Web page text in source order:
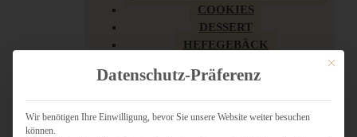
COOKIES
DESSERT
HEFEGEBÄCK
KUCHEN
LOW CARB & GESÜNDER
MY AMERICAN BAKERY
Mit
Datenschutz-Präferenz
Wir benötigen Ihre Einwilligung, bevor Sie unsere Website weiter besuchen
können.